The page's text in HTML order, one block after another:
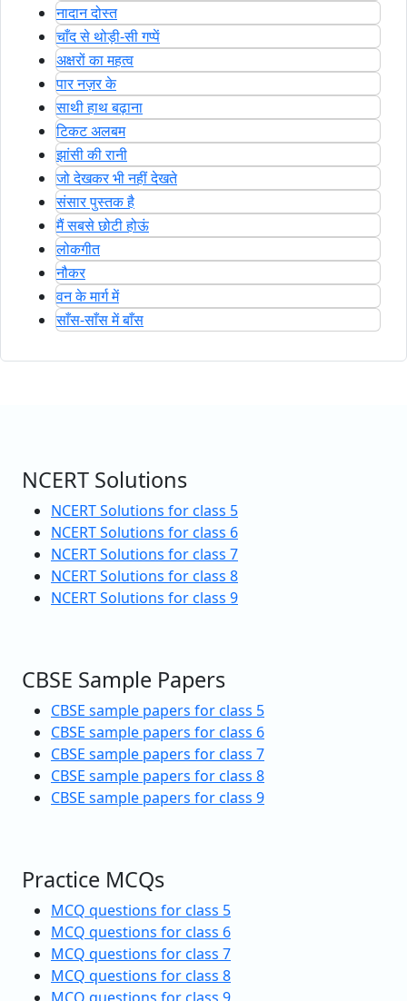
नादान दोस्त
चाँद से थोड़ी-सी गप्पें
अक्षरों का महत्व
पार नज़र के
साथी हाथ बढ़ाना
टिकट अलबम
झांसी की रानी
जो देखकर भी नहीं देखते
संसार पुस्तक है
मैं सबसे छोटी होऊं
लोकगीत
नौकर
वन के मार्ग में
साँस-साँस में बाँस
NCERT Solutions
NCERT Solutions for class 5
NCERT Solutions for class 6
NCERT Solutions for class 7
NCERT Solutions for class 8
NCERT Solutions for class 9
CBSE Sample Papers
CBSE sample papers for class 5
CBSE sample papers for class 6
CBSE sample papers for class 7
CBSE sample papers for class 8
CBSE sample papers for class 9
Practice MCQs
MCQ questions for class 5
MCQ questions for class 6
MCQ questions for class 7
MCQ questions for class 8
MCQ questions for class 9